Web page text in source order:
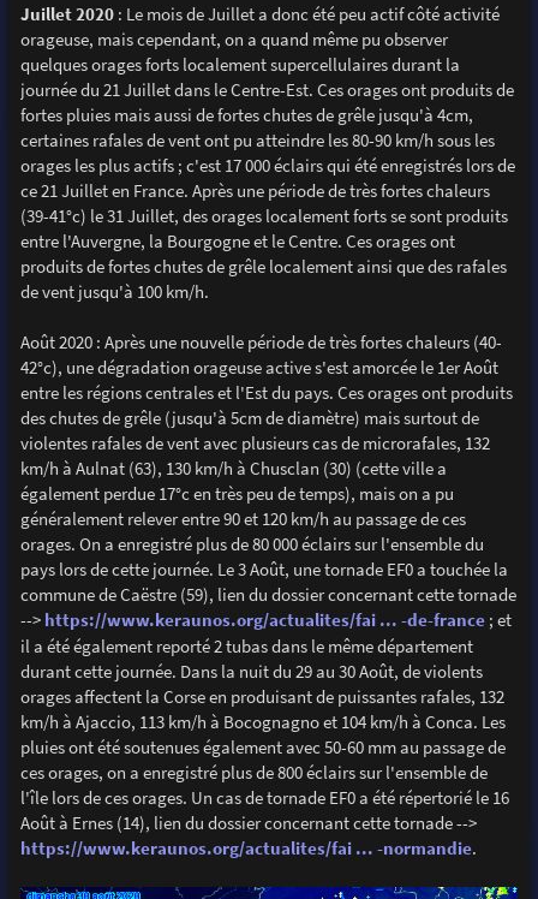
Juillet 2020: Le mois de Juillet a donc été peu actif côté activité
orageuse, mais cependant, on a quand même pu observer
quelques orages forts localement supercellulaires durant la
journée du 21 Juillet dans le Centre-Est. Ces orages ont produits de
fortes pluies mais aussi de fortes chutes de grêle jusqu'à 4cm,
certaines rafales de vent ont pu atteindre les 80-90 km/h sous les
orages les plus actifs ; c'est 17 000 éclairs qui été enregistrés lors de
ce 21 Juillet en France. Après une période de très fortes chaleurs
(39-41°c) le 31 Juillet, des orages localement forts se sont produits
entre l'Auvergne, la Bourgogne et le Centre. Ces orages ont
produits de fortes chutes de grêle localement ainsi que des rafales
de vent jusqu'à 100 km/h.
Août 2020 : Après une nouvelle période de très fortes chaleurs (40-
42°c), une dégradation orageuse active s'est amorcée le 1er Août
entre les régions centrales et l'Est du pays. Ces orages ont produits
des chutes de grêle (jusqu'à 5cm de diamètre) mais surtout de
violentes rafales de vent avec plusieurs cas de microrafales, 132
km/h à Aulnat (63), 130 km/h à Chusclan (30) (cette ville a
également perdue 17°c en très peu de temps), mais on a pu
généralement relever entre 90 et 120 km/h au passage de ces
orages. On a enregistré plus de 80 000 éclairs sur l'ensemble du
pays lors de cette journée. Le 3 Août, une tornade EF0 a touchée la
commune de Caëstre (59), lien du dossier concernant cette tornade
--> https://www.keraunos.org/actualites/fai ... -de-france; et
il a été également reporté 2 tubas dans le même département
durant cette journée. Dans la nuit du 29 au 30 Août, de violents
orages affectent la Corse en produisant de puissantes rafales, 132
km/h à Ajaccio, 113 km/h à Bocognagno et 104 km/h à Conca. Les
pluies ont été soutenues également avec 50-60 mm au passage de
ces orages, on a enregistré plus de 800 éclairs sur l'ensemble de
l'île lors de ces orages. Un cas de tornade EF0 a été répertorié le 16
Août à Ernes (14), lien du dossier concernant cette tornade -->
https://www.keraunos.org/actualites/fai ... -normandie.